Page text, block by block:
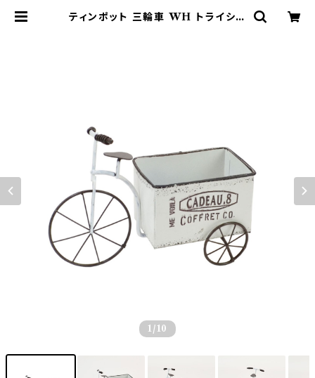
ティンポット 三輪車 WH トライシク
1 /10